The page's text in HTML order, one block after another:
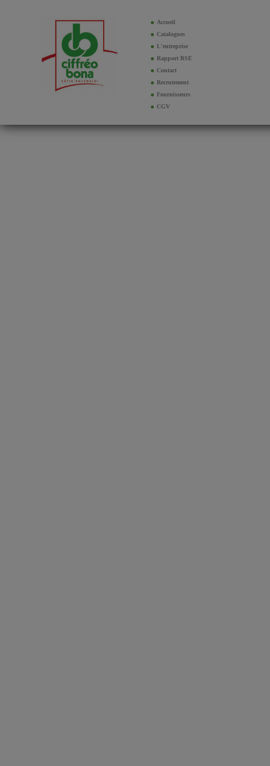
Accueil
Catalogues
L'entreprise
Rapport RSE
Contact
Recrutement
Fournisseurs
CGV